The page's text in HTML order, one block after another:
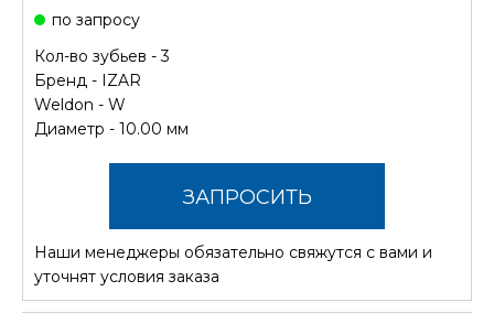
по запросу
Кол-во зубьев - 3
Бренд - IZAR
Weldon - W
Диаметр - 10.00 мм
ЗАПРОСИТЬ
СТОИМОСТЬ
Наши менеджеры обязательно свяжутся с вами и
уточнят условия заказа